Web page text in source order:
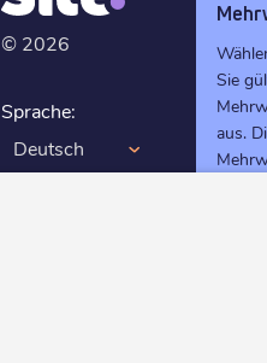
© 2026
Sprache:
Deutsch
Sie
aus.